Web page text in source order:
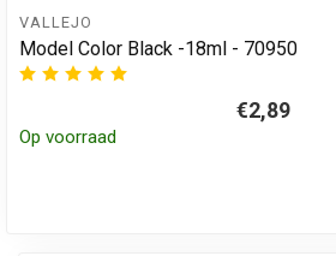
VALLEJO
Model Color Black -18ml - 70950
€2,89
Op voorraad